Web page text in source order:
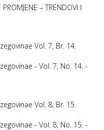
– TRENDOVI I
Vol. 7, Br. 14.
- Vol. 7, No. 14. -
Vol. 8, Br. 15.
- Vol. 8, No. 15. -